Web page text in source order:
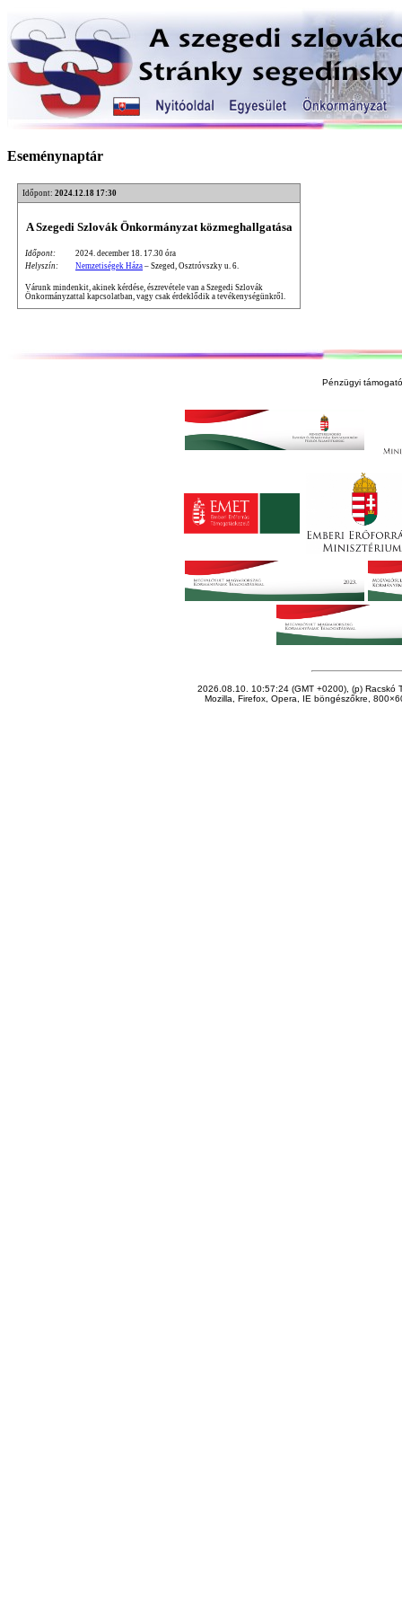
Eseménynaptár
Időpont: 2024.12.18 17:30
A Szegedi Szlovák Önkormányzat közmeghallgatása
Időpont:
2024. december 18. 17.30 óra
Helyszín:
Nemzetiségek Háza – Szeged, Osztróvszky u. 6.
Várunk mindenkit, akinek kérdése, észrevétele van a Szegedi Szlovák
Önkormányzattal kapcsolatban, vagy csak érdeklődik a tevékenységünkről.
Pénzügyi
2026.08.10. 10:57:24 (GMT +0200), (p) Racskó
Mozilla, Firefox, Opera, IE böngészőkre,